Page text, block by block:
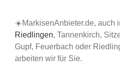
☀️MarkisenAnbieter.de, auch
Riedlingen, Tannenkirch,
Gupf, Feuerbach oder
arbeiten wir für Sie.